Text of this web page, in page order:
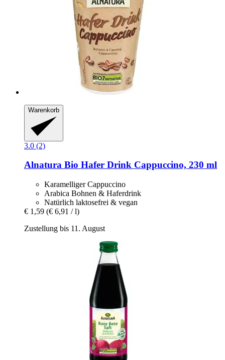
Warenkorb
3.0 (2)
Alnatura Bio Hafer Drink Cappuccino, 230 ml
Karamelliger Cappuccino
Arabica Bohnen & Haferdrink
Natürlich laktosefrei & vegan
€ 1,59 (€ 6,91 / l)
Zustellung bis 11. August